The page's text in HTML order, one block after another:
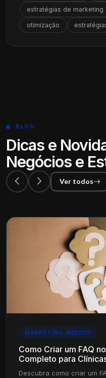
estratégias de marketing
otimização
BLOG
Dicas e
Negócios e
Ver todos
MARKETING MÉDICO
Como Criar um FAQ
Completo para
Descubra como criar um